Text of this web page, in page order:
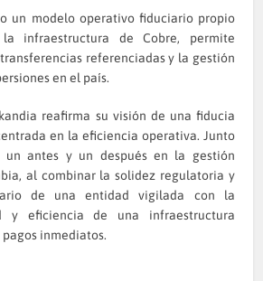
un modelo operativo fiduciario propio
infraestructura de Cobre, permite
referenciadas y la gestión
en el país.
reafirma su visión de una fiducia
en la eficiencia operativa. Junto
un antes y un después en la gestión
al combinar la solidez regulatoria y
de una entidad vigilada con la
y eficiencia de una infraestructura
inmediatos.